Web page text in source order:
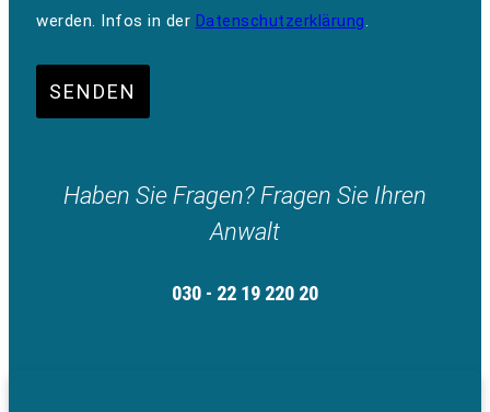
werden. Infos in der Datenschutzerklärung.
SENDEN
Haben Sie Fragen? Fragen Sie Ihren
Anwalt
030 - 22 19 220 20